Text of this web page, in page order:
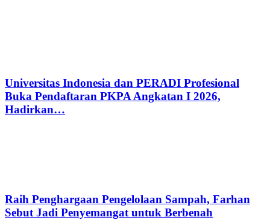
Universitas Indonesia dan PERADI Profesional
Buka Pendaftaran PKPA Angkatan I 2026,
Hadirkan…
Raih Penghargaan Pengelolaan Sampah, Farhan
Sebut Jadi Penyemangat untuk Berbenah